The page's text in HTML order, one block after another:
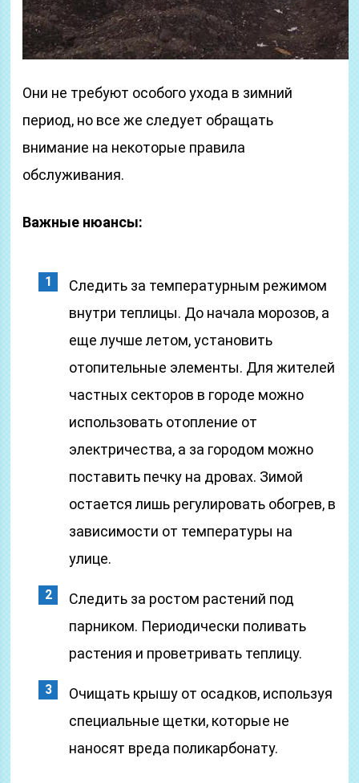
Они не требуют особого ухода в зимний
период, но все же следует обращать
внимание на некоторые правила
обслуживания.
Важные нюансы:
Следить за температурным режимом
внутри теплицы. До начала морозов, а
еще лучше летом, установить
отопительные элементы. Для жителей
частных секторов в городе можно
использовать отопление от
электричества, а за городом можно
поставить печку на дровах. Зимой
остается лишь регулировать обогрев, в
зависимости от температуры на
улице.
Следить за ростом растений под
парником. Периодически поливать
растения и проветривать теплицу.
Очищать крышу от осадков, используя
специальные щетки, которые не
наносят вреда поликарбонату.